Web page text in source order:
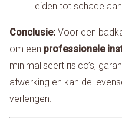
leiden tot schade
Conclusie:Voor een
om een professionele
minimaliseert risico’s,
afwerking en kan de
verlengen.